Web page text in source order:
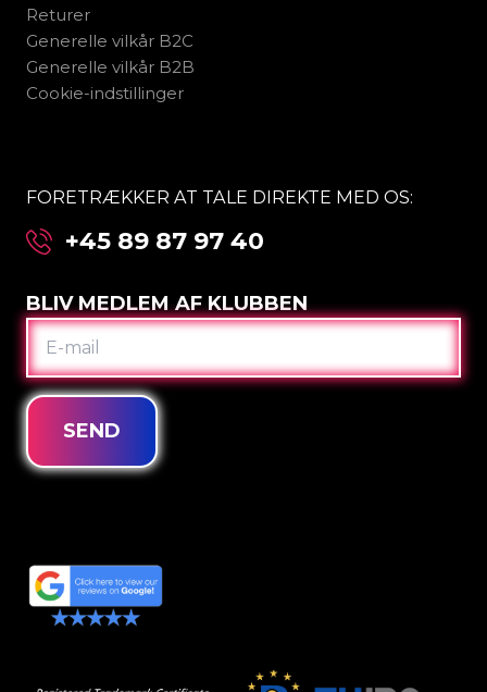
Returer
Generelle vilkår B2C
Generelle vilkår B2B
Cookie-indstillinger
FORETRÆKKER AT TALE DIREKTE MED OS:
+45 89 87 97 40
BLIV MEDLEM AF KLUBBEN
E-
MAIL
SEND